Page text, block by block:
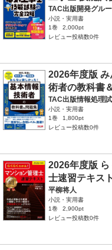
TAC出版開発グル
小説・実用書
1巻
2,000pt
レビュー投稿数0件
2026年度版
術者の教科書
TAC出版情報処理
小説・実用書
1巻
1,800pt
レビュー投稿数0件
2026年度版
士速習テキスト
平柳将人
小説・実用書
1巻
2,900pt
レビュー投稿数0件